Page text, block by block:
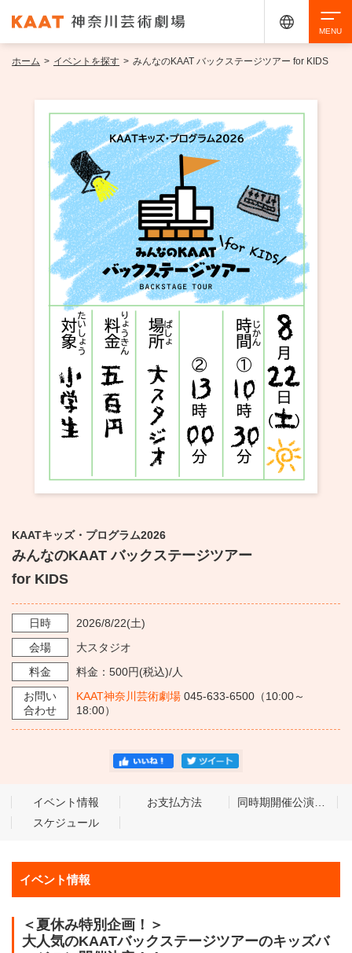
イベントを探す
・ イベント一覧
・ イベントカレンダー
ご来場案内
・ 館内サービス・アクセシビリティ
・ フロアマップ
・ レストラン/カフェ
・ 交通案内
施設を借りる
KAATについて
・ ミッション
・ フロアマップ
・ レストラン/カフェ
KAAT 神奈川芸術劇場
アクセシビリティ チケット購入 交通案内
ホーム > イベントを探す > みんなのKAAT バックステージツアー for KIDS
KAATキッズ・プログラム2026
みんなのKAAT バックステージツアー
for KIDS
日時 2026/8/22(土)
会場
大スタジオ
料金
料金：500円(税込)/人
お問い
合わせ
KAAT神奈川芸術劇場 045-633-6500（10:00～
18:00）
イベント情報 お支払方法
同時期開催公演／イベント
スケジュール
イベント情報
＜夏休み特別企画！＞
大人気のKAATバックステージツアーのキッズバ